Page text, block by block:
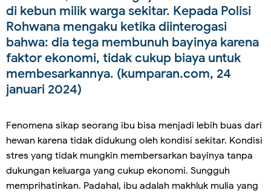
di kebun milik warga sekitar. Kepada Polisi
Rohwana mengaku ketika diinterogasi
bahwa: dia tega membunuh bayinya karena
faktor ekonomi, tidak cukup biaya untuk
membesarkannya. (kumparan.com, 24
januari 2024)
Fenomena sikap seorang ibu bisa menjadi lebih buas dari
hewan karena tidak didukung oleh kondisi sekitar. Kondisi
stres yang tidak mungkin membersarkan bayinya tanpa
dukungan keluarga yang cukup ekonomi. Sungguh
memprihatinkan. Padahal, ibu adalah makhluk mulia yang